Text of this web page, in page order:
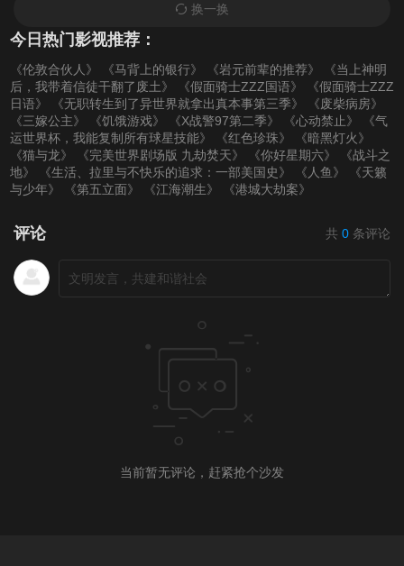
第20220307期
第20220310期 第20220311期 第20220314期
第20220315期 第20220316期 第20220317期
第20220318期 第20220321(微女人) 第20220321期
第20220323期
第20220324期 第20220325期
第20220401期
换一换
今日热门影视推荐：
《伦敦合伙人》 《马背上的银行》 《岩元前辈的推荐》
《当上神明
后，我带着信徒干翻了废土》
《假面骑士ZZZ国语》
《假面骑士ZZZ
日语》
《无职转生到了异世界就拿出真本事第三季》
《废柴病房》
《三嫁公主》
《饥饿游戏》 《X战警97第二季》 《心动禁止》
《气
运世界杯，我能复制所有球星技能》
《红色珍珠》
《暗黑灯火》
《猫与龙》
《完美世界剧场版 九劫焚天》 《你好星期六》
《战斗之
地》
《生活、拉里与不快乐的追求：一部美国史》 《人鱼》
《天籁
与少年》
《第五立面》 《江海潮生》 《港城大劫案》
评论 共 0 条评论
当前暂无评论，赶紧抢个沙发